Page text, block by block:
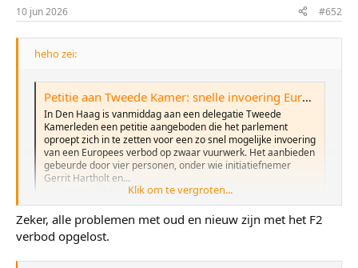
10 jun 2026 #652
heho zei:
Petitie aan Tweede Kamer: snelle invoering Europees verbod op zwaar vuurwerk gewenst - Nederlandse Politiebond
In Den Haag is vanmiddag aan een delegatie Tweede
Kamerleden een petitie aangeboden die het parlement
oproept zich in te zetten voor een zo snel mogelijke invoering
van een Europees verbod op zwaar vuurwerk. Het aanbieden
gebeurde door vier personen, onder wie initiatiefnemer
Gerrit Hartholt en...
Er is ons toch beloofd dat met een F2 verbod het handhaven
Klik om te vergroten...
Zeker, alle problemen met oud en nieuw zijn met het F2
verbod opgelost.